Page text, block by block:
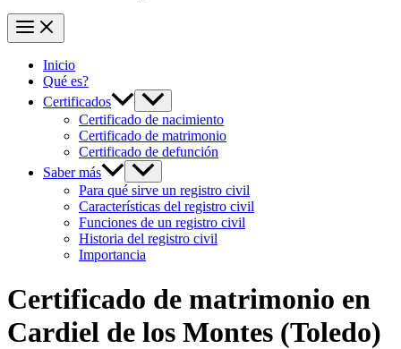
Inicio
Qué es?
Certificados
Certificado de nacimiento
Certificado de matrimonio
Certificado de defunción
Saber más
Para qué sirve un registro civil
Características del registro civil
Funciones de un registro civil
Historia del registro civil
Importancia
Certificado de matrimonio en
Cardiel de los Montes (Toledo)